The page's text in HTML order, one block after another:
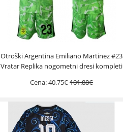
Otroški Argentina Emiliano Martinez #23
Vratar Replika nogometni dresi kompleti
Cena:40.75€101.88€